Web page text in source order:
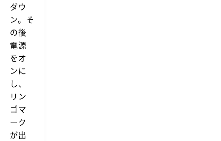
ダウ
ン。そ
の後
電源
をオ
ンに
し、
リン
ゴマ
ーク
が出